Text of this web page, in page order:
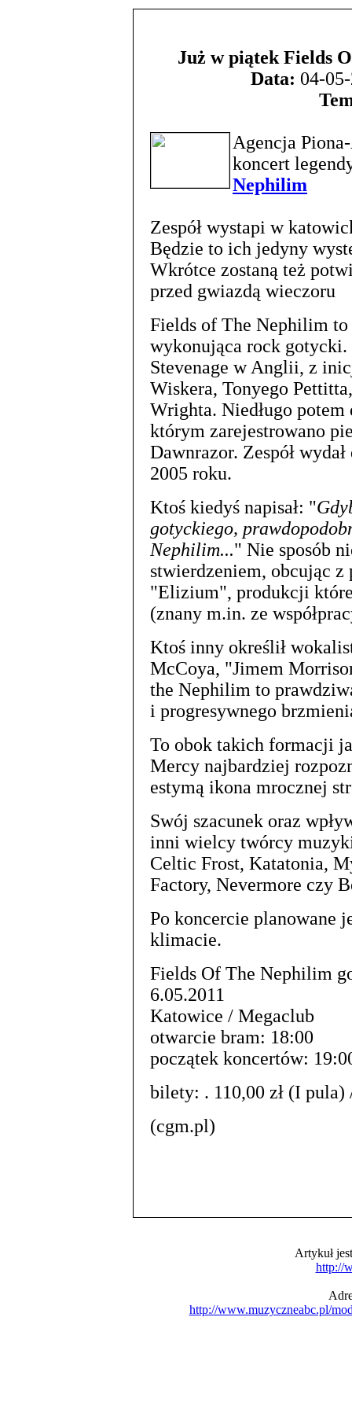
Już w piątek Fields
Data: 04-
Agencja
koncert
Nephilim
Zespół wystapi w
Będzie to ich jedyny
Wkrótce zostaną też
przed gwiazdą wieczoru
Fields of The Nephilim to
wykonująca rock gotycki.
Stevenage w Anglii, z
Wiskera, Tonyego
Wrighta. Niedługo potem
którym zarejestrowano
Dawnrazor. Zespół
2005 roku.
Ktoś kiedyś napisał: "
gotyckiego,
Nephilim..." Nie sposób
stwierdzeniem, obcując z
"Elizium", produkcji
(znany m.in. ze
Ktoś inny określił
McCoya, "Jimem
the Nephilim to
i progresywnego
To obok takich formacji
Mercy najbardziej
estymą ikona mrocznej
Swój szacunek oraz
inni wielcy twórcy
Celtic Frost, Katatonia,
Factory, Nevermore czy
Po koncercie planowane
klimacie.
Fields Of The Nephilim
6.05.2011
Katowice / Megaclub
otwarcie bram: 18:00
początek koncertów:
bilety: . 110,00 zł (I pula)
(cgm.pl)
Artykuł
http://
http://www.muzyczneabc.pl/